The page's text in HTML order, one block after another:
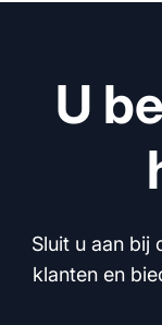
U
Sluit u aan bij
klanten en